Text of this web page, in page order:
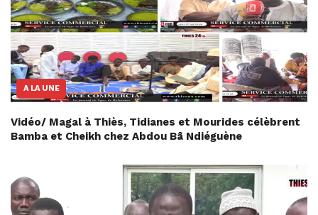
A LA UNE
Vidéo/ Magal à Thiès, Tidianes et Mourides célèbrent
Bamba et Cheikh chez Abdou Bâ Ndiéguène